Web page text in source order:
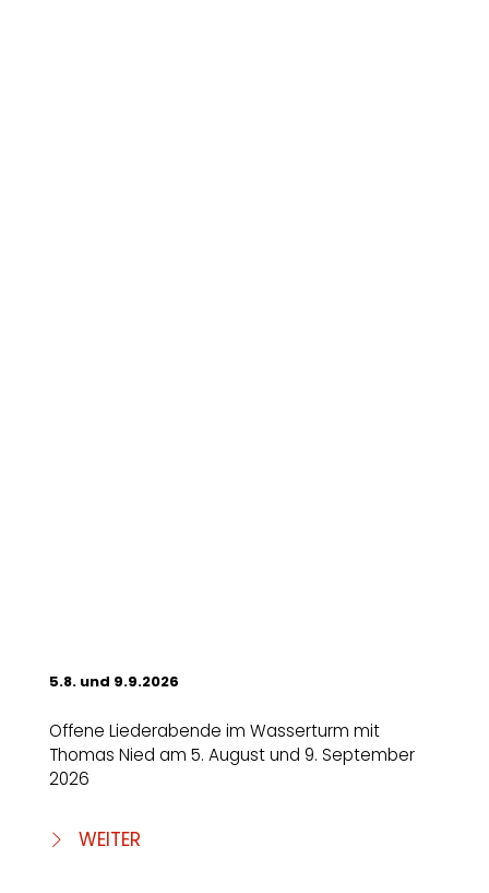
5.8. und 9.9.2026
Offene Liederabende im Wasserturm mit
Thomas Nied am 5. August und 9. September
2026
WEITER